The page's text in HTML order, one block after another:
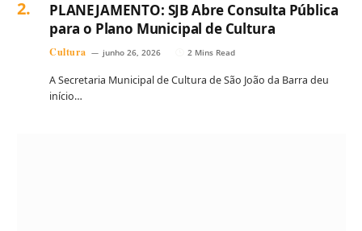
PLANEJAMENTO: SJB Abre Consulta Pública
para o Plano Municipal de Cultura
Cultura junho 26, 2026 2 Mins Read
A Secretaria Municipal de Cultura de São João da Barra deu
início…